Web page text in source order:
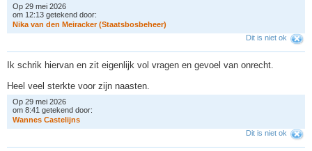
Op 29 mei 2026
om 12:13 getekend door:
Nika van den Meiracker (Staatsbosbeheer)
Dit is niet ok
Ik schrik hiervan en zit eigenlijk vol vragen en gevoel van onrecht.
Heel veel sterkte voor zijn naasten.
Op 29 mei 2026
om 8:41 getekend door:
Wannes Castelijns
Dit is niet ok